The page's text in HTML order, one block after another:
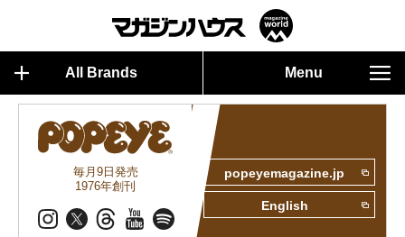
All Brands Menu
毎月9日発売
1976年創刊
popeyemagazine.jp
English